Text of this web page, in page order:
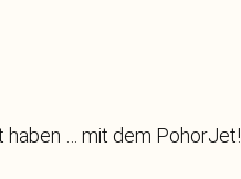
haben … mit dem PohorJet!